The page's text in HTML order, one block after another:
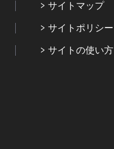
サイトマップ
サイトポリシー
サイトの使い方